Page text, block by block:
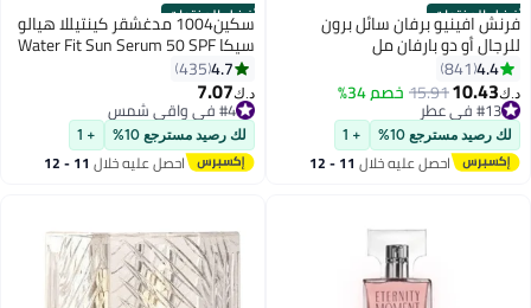
أفضل المنتجات
فرنش افينيو برفان سائل برون
للرجال أو دو بارفان مل
4.4
841
د.ك‏10.43
15.91خصم 34%
#13 في عطر
#13 في عطر
لك رصيد مسترجع 10% + 1
احصل عليه خلال 11 - 12
أفضل المنتجاتسكين1004 مدغشقر كينتيللا هيالو
سيكا Water Fit Sun Serum 50 SPF
4.7
435
د.ك‏7.07
#4 في واقي شمس
بتخلّص بسرعة
تم بيع +1700 مؤخرًا
#4 في واقي شمس
لك رصيد مسترجع 10% + 1
احصل عليه خلال 11 - 12